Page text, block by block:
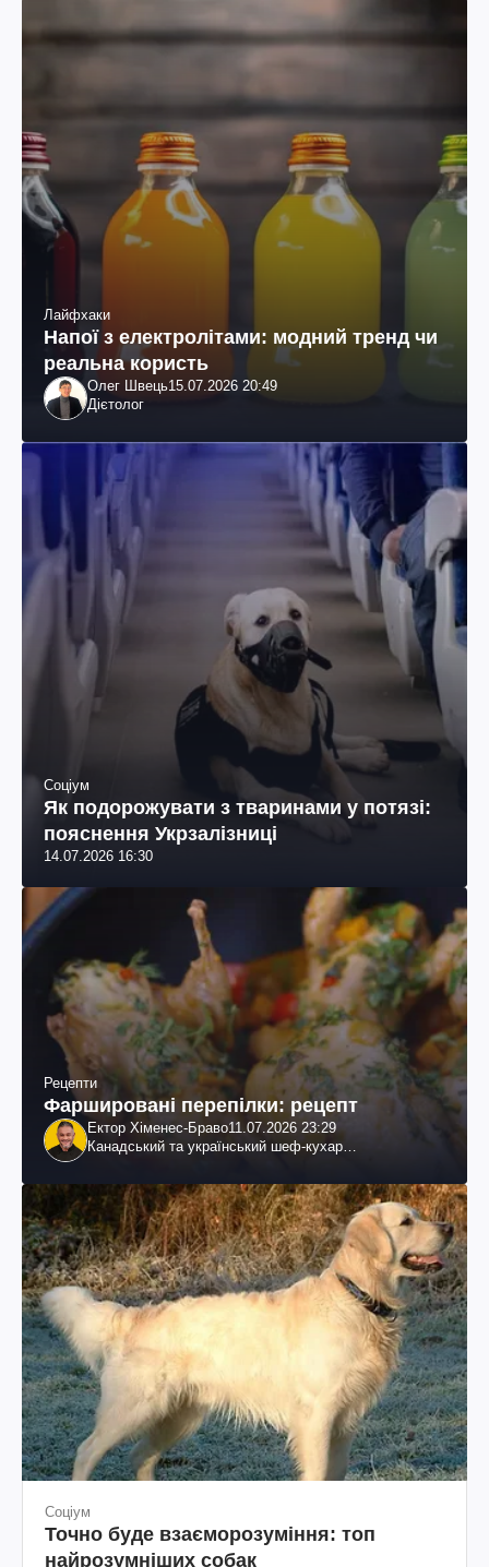
Лайфхаки
Напої з електролітами: модний тренд чи
реальна користь
Олег Швець15.07.2026 20:49
Дієтолог
Соціум
Як подорожувати з тваринами у потязі:
пояснення Укрзалізниці
14.07.2026 16:30
Рецепти
Фаршировані перепілки: рецепт
Ектор Хіменес-Браво11.07.2026 23:29
Канадський та український шеф-кухар
Соціум
Точно буде взаєморозуміння: топ
найрозумніших собак